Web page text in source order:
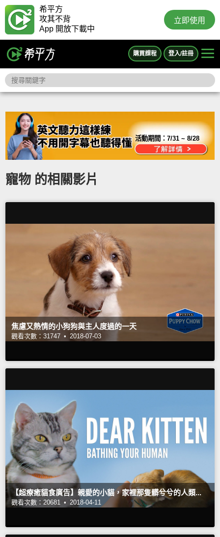
希平方
攻其不背
App 開放下載中
立即使用
購買課程 登入/註冊
活動期間：7/31 ~ 8/28
寵物 的相關影片
焦慮又熱情的小狗狗與主人度過的一天
觀看次數：31747 • 2018-07-03
【超療癒貓食廣告】親愛的小貓，家裡那隻髒兮兮的人類...
觀看次數：20681 • 2018-04-11